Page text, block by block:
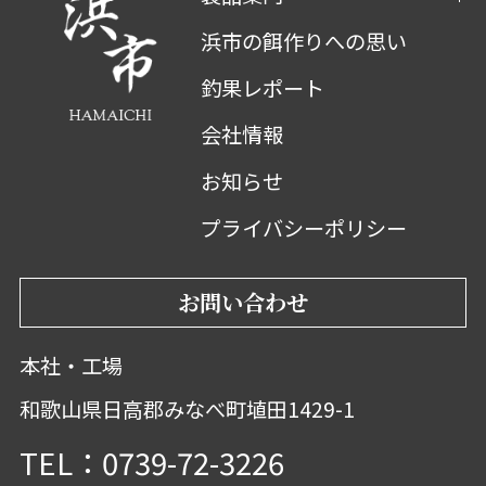
浜市の餌作りへの思い
釣果レポート
会社情報
お知らせ
プライバシーポリシー
お問い合わせ
本社・工場
和歌山県日高郡みなべ町埴田1429-1
TEL：0739-72-3226